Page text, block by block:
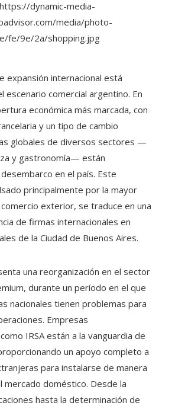
expansión internacional está
escenario comercial argentino. En
económica más marcada, con
y un tipo de cambio
globales de diversos sectores —
y gastronomía— están
en el país. Este
principalmente por la mayor
exterior, se traduce en una
de firmas internacionales en
de la Ciudad de Buenos Aires.
una reorganización en el sector
durante un período en el que
nacionales tienen problemas para
Empresas
IRSA están a la vanguardia de
un apoyo completo a
para instalarse de manera
mercado doméstico. Desde la
hasta la determinación de